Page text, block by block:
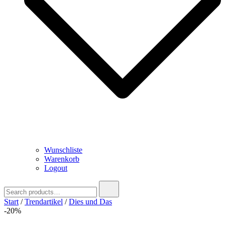
Wunschliste
Warenkorb
Logout
for:
Start /Trendartikel /Dies und Das
-20%